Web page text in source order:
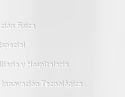
Física
y Hospitalaria
Tecnológica